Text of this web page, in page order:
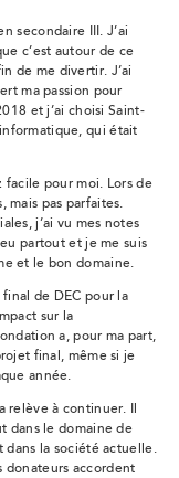
secondaire III. J’ai
c’est autour de ce
de me divertir. J’ai
ma passion pour
et j’ai choisi Saint-
qui était
facile pour moi. Lors de
mais pas parfaites.
j’ai vu mes notes
partout et je me suis
et le bon domaine.
de DEC pour la
sur la
a, pour ma part,
final, même si je
année.
relève à continuer. Il
dans le domaine de
dans la société actuelle.
donateurs accordent